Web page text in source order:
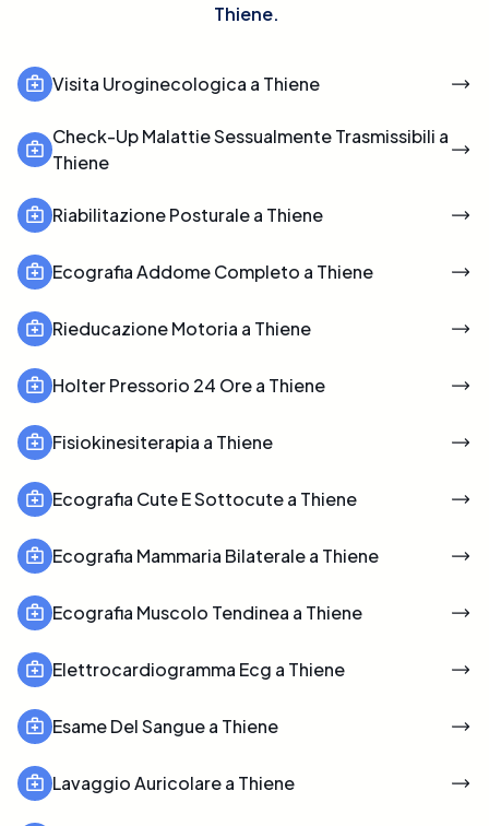
Thiene.
Visita Uroginecologica a Thiene
Check-Up Malattie Sessualmente Trasmissibili a
Thiene
Riabilitazione Posturale a Thiene
Ecografia Addome Completo a Thiene
Rieducazione Motoria a Thiene
Holter Pressorio 24 Ore a Thiene
Fisiokinesiterapia a Thiene
Ecografia Cute E Sottocute a Thiene
Ecografia Mammaria Bilaterale a Thiene
Ecografia Muscolo Tendinea a Thiene
Elettrocardiogramma Ecg a Thiene
Esame Del Sangue a Thiene
Lavaggio Auricolare a Thiene